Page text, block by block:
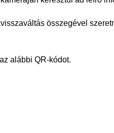
összegével
alábbi QR-kódot.